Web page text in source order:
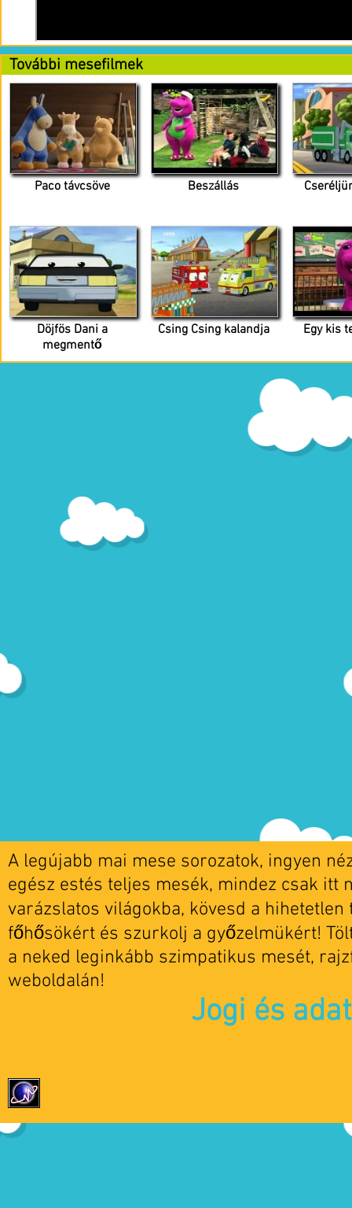
További mesefilmek
Paco távcsöve Beszállás
Döjfös Dani a
megmentő
Csing Csing kalandja Egy kis
A legújabb mai mese sorozatok, ingyen
egész estés teljes mesék, mindez csak itt
varázslatos világokba, kövesd a
főhősökért és szurkolj a győzelmükért!
a neked leginkább szimpatikus mesét,
weboldalán!
Jogi és